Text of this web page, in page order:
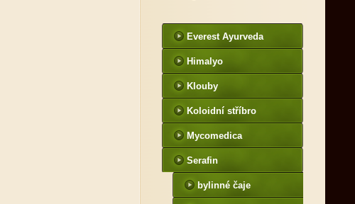
Everest Ayurveda
Himalyo
Klouby
Koloidní stříbro
Mycomedica
Serafin
bylinné čaje